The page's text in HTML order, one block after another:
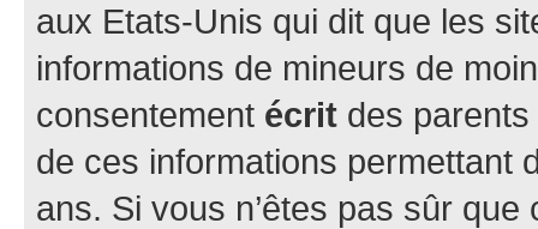
aux Etats-Unis qui dit que les
informations de mineurs de
consentement écrit des parents
de ces informations permettant
ans. Si vous n’êtes pas sûr